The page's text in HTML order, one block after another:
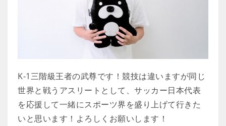
K-1三階級王者の武尊です！競技は違いますが同じ
世界と戦うアスリートとして、サッカー日本代表
を応援して一緒にスポーツ界を盛り上げて行きた
いと思います！よろしくお願いします！